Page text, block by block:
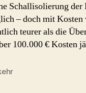
Schallisolierung der
– doch mit Kosten
teurer als die
100.000 € Kosten